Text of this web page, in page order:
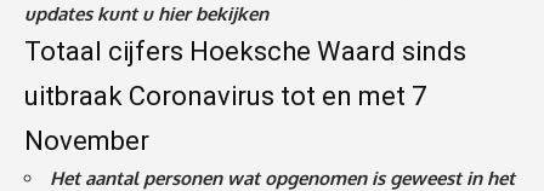
updates kunt u hierbekijken
Totaal cijfers Hoeksche Waard sinds
uitbraak Coronavirus tot en met 7
November
Het aantal personen wat opgenomen is geweest in het